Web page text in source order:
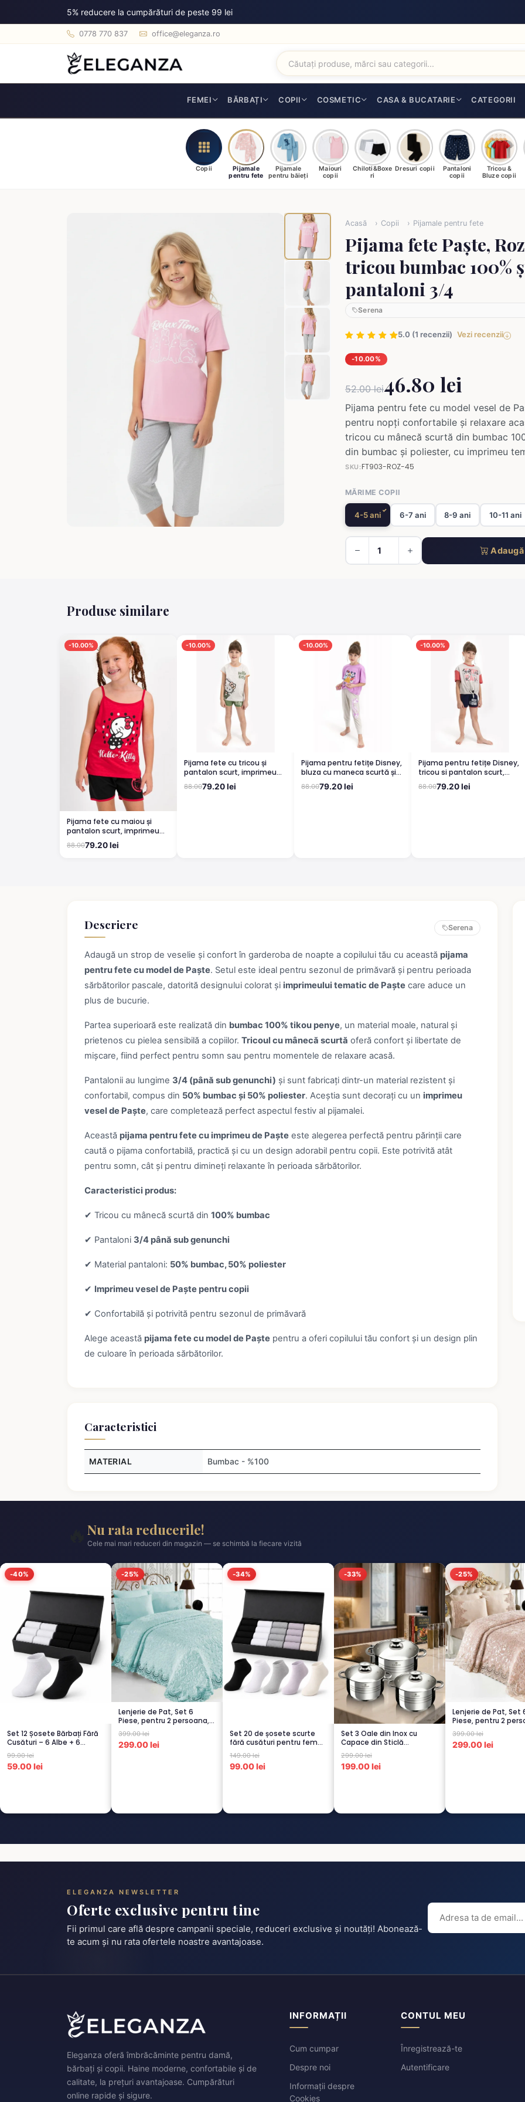
5% reducere la cumpărături de peste 99 lei
0778 770 837 office@eleganza.ro
FEMEI BĂRBAȚI COPII COSMETIC CASA & BUCATARIE CATEGORII
Copii
Pijamale
pentru fete
Pijamale
pentru băieți
Maiouri
copii
Chiloti&Boxe
ri
Dresuri copii
Pantaloni
copii
Tricou &
Bluze copii
Acasă Copii Pijamale pentru fete
Pijama fete Paște,
tricou bumbac 100%
pantaloni 3/4
Serena
5.0 (1 recenzii) Vezi recenzii
-10.00%
52.00 lei46.80 lei
Pijama pentru fete cu model vesel de
pentru nopți confortabile și relaxare
tricou cu mânecă scurtă din bumbac
din bumbac și poliester, cu imprimeu
SKU:FT903-ROZ-45
MĂRIME COPII
4-5 ani 6-7 ani 8-9 ani 10-11 ani
Produse similare
-10.00%
Pijama fete cu maiou și
pantalon scurt, imprimeu
Hello Kitty, Rosu
88.0079.20 lei
-10.00%
Pijama fete cu tricou și
pantalon scurt, imprimeu
Hello Kitty, Verde
88.0079.20 lei
-10.00%
Pijama pentru fetițe Disney,
bluza cu maneca scurtă și
pantaloni lungi, imprimeu
Mickey & Friends, mov
88.0079.20 lei
-10.00%
Pijama pentru fetițe Disney,
tricou si pantalon scurt,
model True Pals, gri
88.0079.20 lei
Descriere Serena
Adaugă un strop de veselie și confort în garderoba de noapte a copilului tău cu această pijama
pentru fete cu model de Paște. Setul este ideal pentru sezonul de primăvară și pentru perioada
sărbătorilor pascale, datorită designului colorat și imprimeului tematic de Paștecare aduce un
plus de bucurie.
Partea superioară este realizată din bumbac 100% tikou penye, un material moale, natural și
prietenos cu pielea sensibilă a copiilor. Tricoul cu mânecă scurtă oferă confort și libertate de
mișcare, fiind perfect pentru somn sau pentru momentele de relaxare acasă.
Pantalonii au lungime 3/4 (până sub genunchi) și sunt fabricați dintr-un material rezistent și
confortabil, compus din 50% bumbac și 50% poliester. Aceștia sunt decorați cu un imprimeu
vesel de Paște, care completează perfect aspectul festiv al pijamalei.
Această pijama pentru fete cu imprimeu de Pașteeste alegerea perfectă pentru părinții care
caută o pijama confortabilă, practică și cu un design adorabil pentru copii. Este potrivită atât
pentru somn, cât și pentru dimineți relaxante în perioada sărbătorilor.
Caracteristici produs:
✔ Tricou cu mânecă scurtă din 100% bumbac
✔ Pantaloni 3/4 până sub genunchi
✔ Material pantaloni: 50% bumbac, 50% poliester
✔ Imprimeu vesel de Paște pentru copii
✔ Confortabilă și potrivită pentru sezonul de primăvară
Alege această pijama fete cu model de Paștepentru a oferi copilului tău confort și un design plin
de culoare în perioada sărbătorilor.
Caracteristici
MATERIAL Bumbac - %100
Nu rata reducerile!
Cele mai mari reduceri din magazin — se schimbă la fiecare vizită
-40%
Set 12 Șosete Bărbați Fără
Cusături – 6 Albe + 6
Negre...
99.00 lei
59.00 lei
-25%
Lenjerie de Pat, Set 6
Piese, pentru 2 persoana,
TURCOA...
399.00 lei
299.00 lei
-34%
Set 20 de șosete scurte
fără cusături pentru femei
– 5...
149.00 lei
99.00 lei
-33%
Set 3 Oale din Inox cu
Capace din Sticlă
Termorezistent...
299.00 lei
199.00 lei
-25%
Lenjerie de Pat, Set
Piese, pentru 2
CAPUCI...
399.00 lei
299.00 lei
ELEGANZA NEWSLETTER
Oferte exclusive pentru tine
Fii primul care află despre campanii speciale, reduceri exclusive și noutăți! Abonează-
te acum și nu rata ofertele noastre avantajoase.
Eleganza oferă îmbrăcăminte pentru damă,
bărbați și copii. Haine moderne, confortabile și de
calitate, la prețuri avantajoase. Cumpărături
online rapide și sigure.
INFORMAȚII
Cum cumpar
Despre noi
Informații despre
Cookies
CONTUL MEU
Înregistrează-te
Autentificare